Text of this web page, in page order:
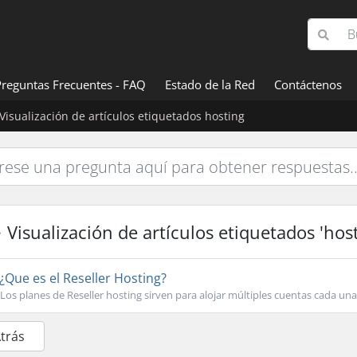
Frecuentes - FAQ Estado de la Red Contáctenos
Visualización de artículos etiquetados hosting
Visualización de artículos etiquetados
es el Reseller Hosting?
Los planes de Reseller hosting sirven para alojar múltiples cuentas cada